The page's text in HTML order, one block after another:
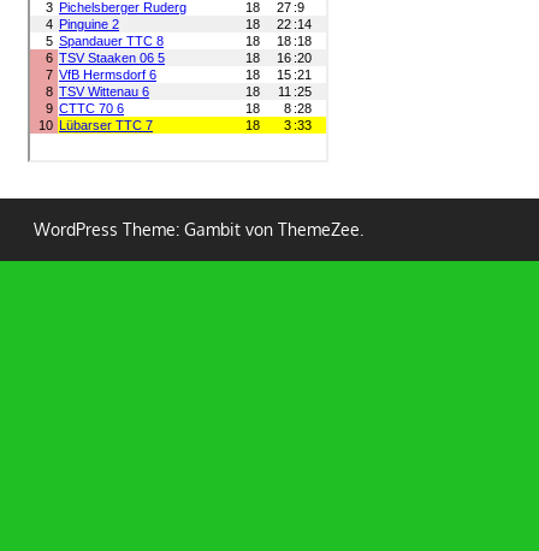
WordPress Theme: Gambit von ThemeZee.